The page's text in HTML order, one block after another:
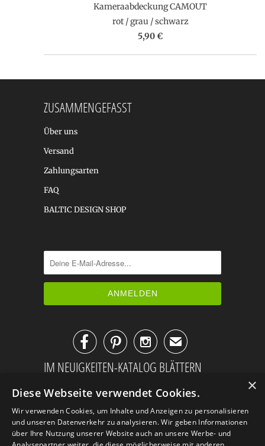
Kameraabdeckung CAMOUT
rot / grau / schwarz
5,90 €
ZUSAMMENGEFASST
Über uns
Versand
Zahlungsarten
FAQ
BALTIC DESIGN SHOP
✉
IM NEUIGKEITEN-KATALOG BLÄTTERN
×
Diese Webseite verwendet Cookies.
Wir verwenden Cookies, um Inhalte und Anzeigen zu personalisieren
und unseren Datenverkehr zu analysieren. Wir geben Informationen
über Ihre Nutzung unserer Website auch an unsere Werbe- und